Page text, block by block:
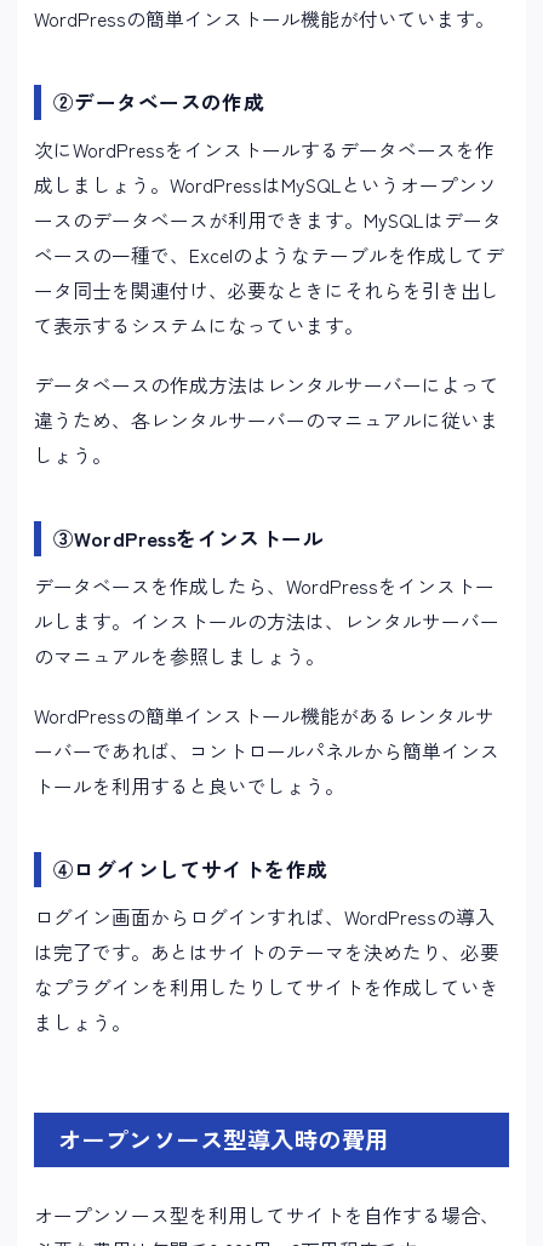
WordPressの簡単インストール機能が付いています。
②データベースの作成
次にWordPressをインストールするデータベースを作
成しましょう。WordPressはMySQLというオープンソ
ースのデータベースが利用できます。MySQLはデータ
ベースの一種で、Excelのようなテーブルを作成してデ
ータ同士を関連付け、必要なときにそれらを引き出し
て表示するシステムになっています。
データベースの作成方法はレンタルサーバーによって
違うため、各レンタルサーバーのマニュアルに従いま
しょう。
③WordPressをインストール
データベースを作成したら、WordPressをインストー
ルします。インストールの方法は、レンタルサーバー
のマニュアルを参照しましょう。
WordPressの簡単インストール機能があるレンタルサ
ーバーであれば、コントロールパネルから簡単インス
トールを利用すると良いでしょう。
④ログインしてサイトを作成
ログイン画面からログインすれば、WordPressの導入
は完了です。あとはサイトのテーマを決めたり、必要
なプラグインを利用したりしてサイトを作成していき
ましょう。
オープンソース型導入時の費用
オープンソース型を利用してサイトを自作する場合、